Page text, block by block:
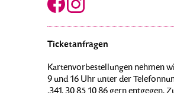
Ticketanfragen
Kartenvorbestellungen nehmen
9 und 16 Uhr unter der